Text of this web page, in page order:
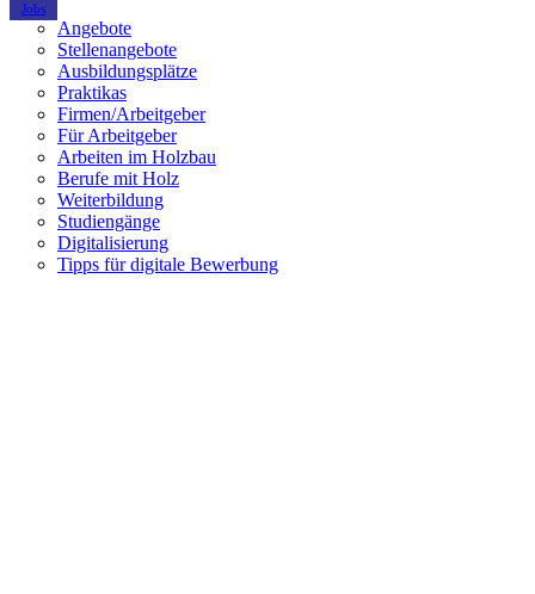
Jobs
Angebote
Stellenangebote
Ausbildungsplätze
Praktikas
Firmen/Arbeitgeber
Für Arbeitgeber
Arbeiten im Holzbau
Berufe mit Holz
Weiterbildung
Studiengänge
Digitalisierung
Tipps für digitale Bewerbung